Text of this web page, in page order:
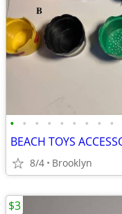
• • • • • • • • •
8/4 Brooklyn
$3